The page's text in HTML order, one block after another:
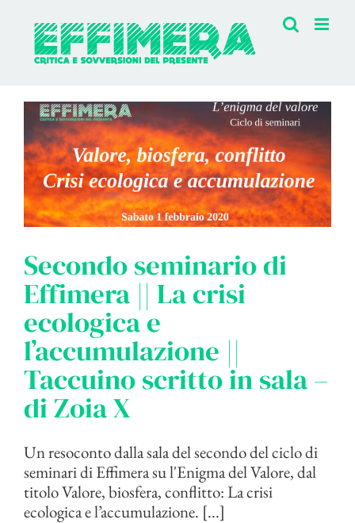
contenuto
Secondo seminario di
Effimera || La crisi
ecologica e
l’accumulazione ||
Taccuino scritto in sala –
di Zoia X
Un resoconto dalla sala del secondo del ciclo di
seminari di Effimera su l'Enigma del Valore, dal
titolo Valore, biosfera, conflitto: La crisi
ecologica e l’accumulazione. [...]